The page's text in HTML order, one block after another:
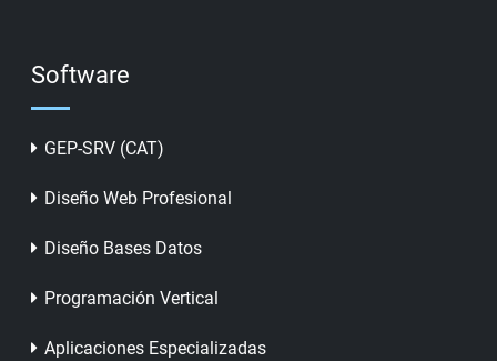
Software
GEP-SRV (CAT)
Diseño Web Profesional
Diseño Bases Datos
Programación Vertical
Aplicaciones Especializadas